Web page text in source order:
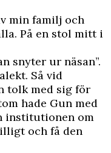
min familj och
På en stol mitt i
snyter ur näsan”.
Så vid
tolk med sig för
hade Gun med
institutionen om
och få den